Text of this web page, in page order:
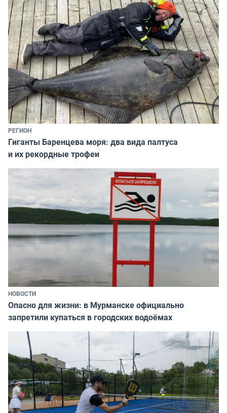
РЕГИОН
Гиганты Баренцева моря: два вида палтуса
и их рекордные трофеи
НОВОСТИ
Опасно для жизни: в Мурманске официально
запретили купаться в городских водоёмах